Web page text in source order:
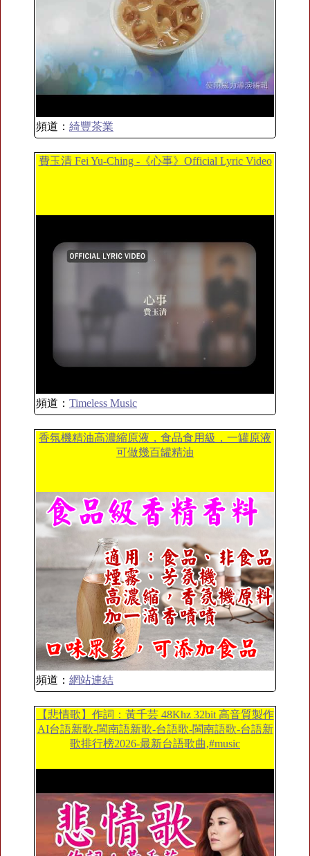
頻道： 綺豐茶業
費玉清 Fei Yu-Ching -《心事》Official Lyric Video
頻道： Timeless Music
香氛機精油高濃縮原液，食品食用級，一罐原液
可做幾百罐精油
頻道： 網站連結
【悲情歌】作詞：黃千芸 48Khz 32bit 高音質製作
AI台語新歌-閩南語新歌-台語歌-閩南語歌-台語新
歌排行榜2026-最新台語歌曲,#music